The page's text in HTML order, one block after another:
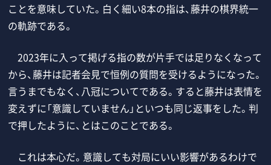
ことを意味していた。白く細い8本の指は、藤井の棋界統一
の軌跡である。
2023年に入って掲げる指の数が片手では足りなくなって
から、藤井は記者会見で恒例の質問を受けるようになった。
言うまでもなく、八冠についてである。すると藤井は表情を
変えずに「意識していません」といつも同じ返事をした。判
で押したように、とはこのことである。
これは本心だ。意識しても対局にいい影響があるわけで